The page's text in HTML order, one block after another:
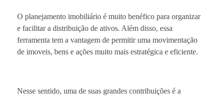
O planejamento imobiliário é muito benéfico para organizar
e facilitar a distribuição de ativos. Além disso, essa
ferramenta tem a vantagem de permitir uma movimentação
de imoveis, bens e ações muito mais estratégica e eficiente.
Nesse sentido, uma de suas grandes contribuições é a